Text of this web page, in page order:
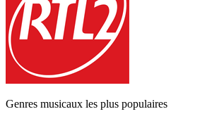
Genres musicaux les plus populaires